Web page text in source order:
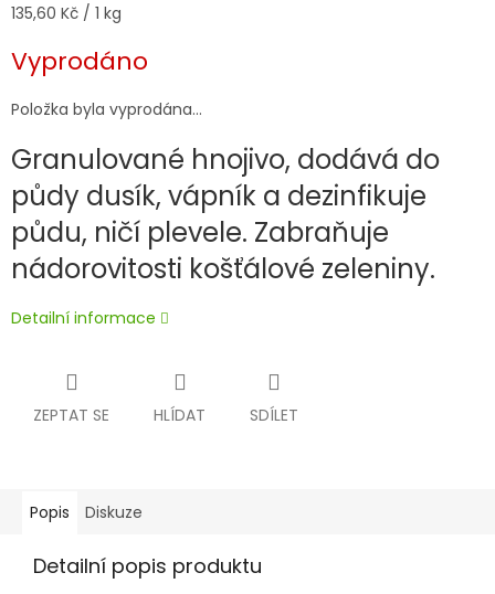
Měrná
135,60 Kč / 1 kg
Vyprodáno
Položka byla vyprodána…
Granulované hnojivo, dodává do
půdy dusík, vápník a dezinfikuje
půdu, ničí plevele. Zabraňuje
nádorovitosti košťálové zeleniny.
Detailní informace
ZEPTAT SE HLÍDAT SDÍLET
Popis Diskuze
Detailní popis produktu